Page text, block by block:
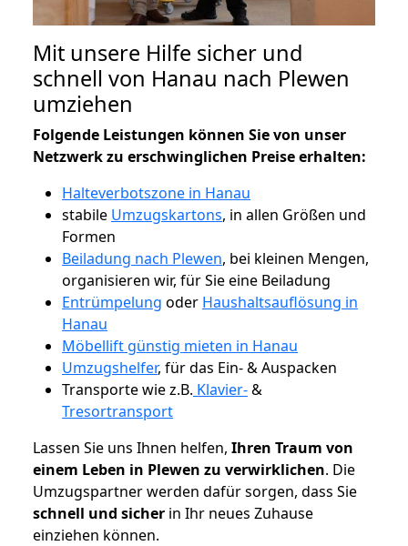
Mit unsere Hilfe sicher und
schnell von Hanau nach Plewen
umziehen
Folgende Leistungen können Sie von unser
Netzwerk zu erschwinglichen Preise erhalten:
Halteverbotszone in Hanau
stabile Umzugskartons, in allen Größen und
Formen
Beiladung nach Plewen, bei kleinen Mengen,
organisieren wir, für Sie eine Beiladung
Entrümpelung oder Haushaltsauflösung in
Hanau
Möbellift günstig mieten in Hanau
Umzugshelfer, für das Ein- & Auspacken
Transporte wie z.B. Klavier-&
Tresortransport
Lassen Sie uns Ihnen helfen, Ihren Traum von
einem Leben in Plewen zu verwirklichen. Die
Umzugspartner werden dafür sorgen, dass Sie
schnell und sicher in Ihr neues Zuhause
einziehen können.